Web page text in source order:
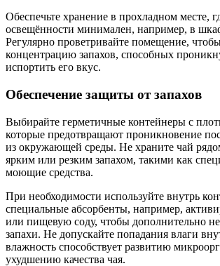
Обеспечьте хранение в прохладном месте,
освещённости минимален, например, в
Регулярно проветривайте помещение,
концентрацию запахов, способных
испортить его вкус.
Обеспечение защиты от запахов
Выбирайте герметичные контейнеры с
которые предотвращают проникновение
из окружающей среды. Не храните чай
ярким или резким запахом, такими как
моющие средства.
При необходимости используйте внутрь
специальные абсорбенты, например,
или пищевую соду, чтобы дополнительно
запахи. Не допускайте попадания влаги
влажность способствует развитию
ухудшению качества чая.